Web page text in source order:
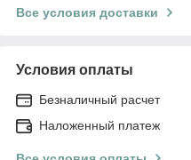
Все условия доставки
Условия оплаты
Безналичный расчет
Наложенный платеж